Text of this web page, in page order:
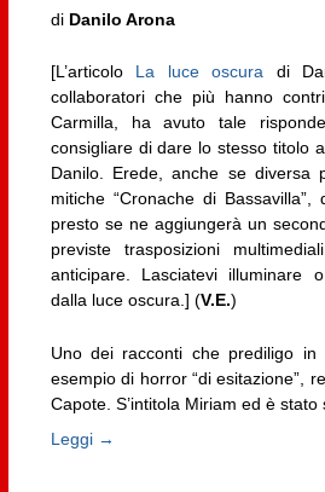
di Danilo Arona
[L’articolo La luce oscura di
collaboratori che più hanno
Carmilla, ha avuto tale
consigliare di dare lo stesso titolo
Danilo. Erede, anche se diversa
mitiche “Cronache di
presto se ne aggiungerà un
previste trasposizioni
anticipare. Lasciatevi illuminare
dalla luce oscura.] (V.E.)
Uno dei racconti che prediligo in
esempio di horror “di esitazione”,
Capote. S’intitola Miriam ed è stato
Leggi →